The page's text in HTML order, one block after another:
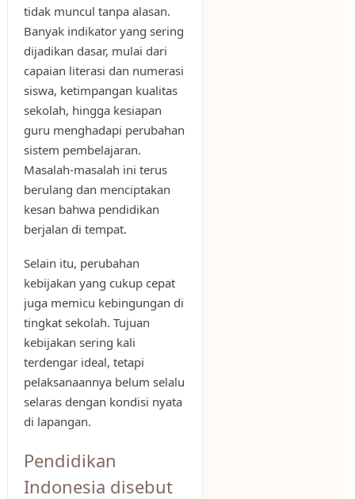
tidak muncul tanpa alasan.
Banyak indikator yang sering
dijadikan dasar, mulai dari
capaian literasi dan numerasi
siswa, ketimpangan kualitas
sekolah, hingga kesiapan
guru menghadapi perubahan
sistem pembelajaran.
Masalah-masalah ini terus
berulang dan menciptakan
kesan bahwa pendidikan
berjalan di tempat.
Selain itu, perubahan
kebijakan yang cukup cepat
juga memicu kebingungan di
tingkat sekolah. Tujuan
kebijakan sering kali
terdengar ideal, tetapi
pelaksanaannya belum selalu
selaras dengan kondisi nyata
di lapangan.
Pendidikan
Indonesia disebut